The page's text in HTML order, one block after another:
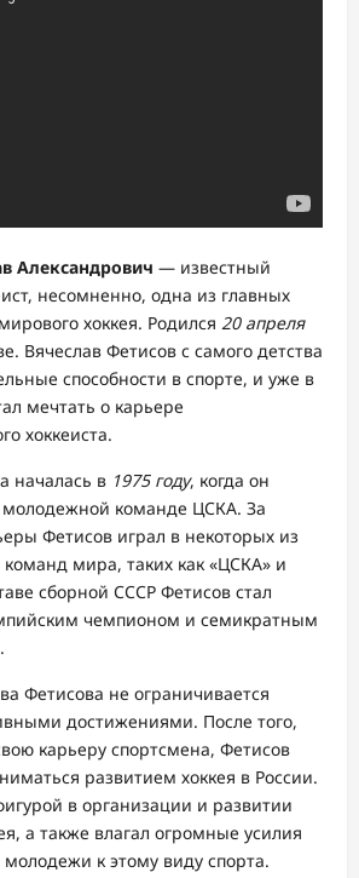
Александрович — известный
несомненно, одна из главных
хоккея. Родился 20 апреля
Вячеслав Фетисов с самого детства
способности в спорте, и уже в
мечтать о карьере
хоккеиста.
началась в 1975 году, когда он
молодежной команде ЦСКА. За
Фетисов играл в некоторых из
мира, таких как «ЦСКА» и
сборной СССР Фетисов стал
чемпионом и семикратным
Фетисова не ограничивается
достижениями. После того,
карьеру спортсмена, Фетисов
развитием хоккея в России.
в организации и развитии
а также влагал огромные усилия
к этому виду спорта.